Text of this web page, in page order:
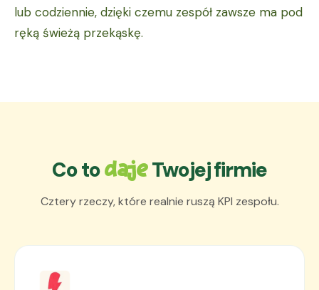
lub codziennie, dzięki czemu zespół zawsze ma pod
ręką świeżą przekąskę.
Co todajeTwojej firmie
Cztery rzeczy, które realnie ruszą KPI zespołu.